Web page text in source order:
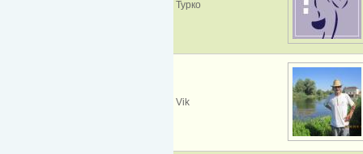
Турко
Vik